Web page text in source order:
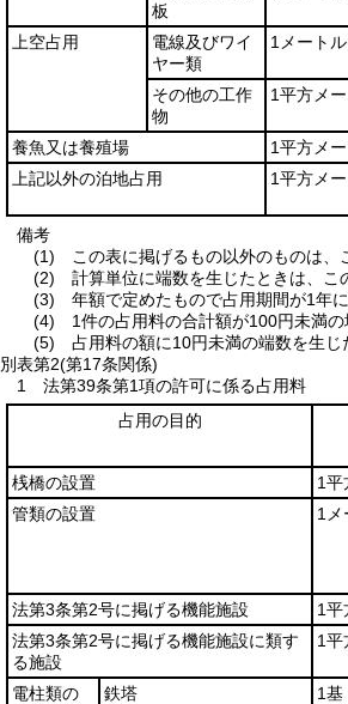
板
上空占用
電線及びワイ
ヤー類
1メートル
その他の工作
物
1平方メ
養魚又は養殖場 1平方メ
上記以外の泊地占用
1平方メ
備考
(1) この表に掲げるもの以外のものは、
(2) 計算単位に端数を生じたときは、こ
(3) 年額で定めたもので占用期間が1年に
(4) 1件の占用料の合計額が100円未満の
(5) 占用料の額に10円未満の端数を生じ
別表第2(第17条関係)
1 法第39条第1項の許可に係る占用料
占用の目的
桟橋の設置
1平
管類の設置
1メ
法第3条第2号に掲げる機能施設
1平
法第3条第2号に掲げる機能施設に類す
る施設
1平
電柱類の 鉄塔 1基